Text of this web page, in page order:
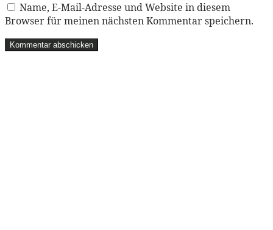
Name, E-Mail-Adresse und Website in diesem
Browser für meinen nächsten Kommentar speichern.